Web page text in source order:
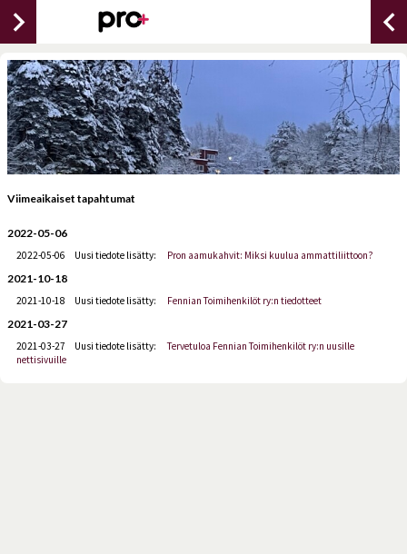
chevron_right chevron_left
Viimeaikaiset tapahtumat
2022-05-06
2022-05-06 Uusi tiedote lisätty: Pron aamukahvit: Miksi kuulua ammattiliittoon?
2021-10-18
2021-10-18 Uusi tiedote lisätty: Fennian Toimihenkilöt ry:n tiedotteet
2021-03-27
2021-03-27 Uusi tiedote lisätty:
Tervetuloa Fennian Toimihenkilöt ry:n uusille
nettisivuille